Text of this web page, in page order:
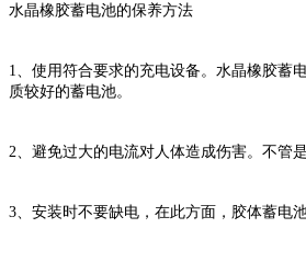
水晶橡胶蓄电池的保养方法
1、使用符合要求的充电设备。水晶橡胶蓄
质较好的蓄电池。
2、避免过大的电流对人体造成伤害。不管
3、安装时不要缺电，在此方面，胶体蓄电